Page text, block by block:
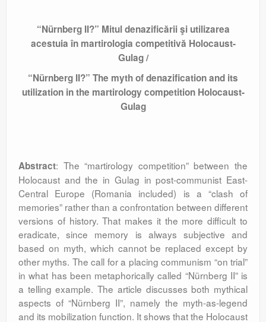
“Nürnberg II?” Mitul denazificării şi utilizarea
acestuia în martirologia competitivă Holocaust-
Gulag /
“Nürnberg II?” The myth of denazification and its
utilization in the martirology competition Holocaust-
Gulag
Abstract: The “martirology competition” between the
Holocaust and the in Gulag in post-communist East-
Central Europe (Romania included) is a “clash of
memories” rather than a confrontation between different
versions of history. That makes it the more difficult to
eradicate, since memory is always subjective and
based on myth, which cannot be replaced except by
other myths. The call for a placing communism “on trial”
in what has been metaphorically called “Nürnberg II” is
a telling example. The article discusses both mythical
aspects of “Nürnberg II”, namely the myth-as-legend
and its mobilization function. It shows that the Holocaust